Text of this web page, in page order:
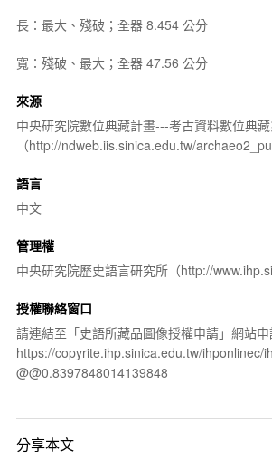
長：最大、殘破；全器 8.454 公分
寬：殘破、最大；全器 47.56 公分
來源
中央研究院數位典藏計畫---考古資料數位典
（http://ndweb.iis.sinica.edu.tw/
語言
中文
管理權
中央研究院歷史語言研究所（http://
授權聯絡窗口
請連結至「史語所藏品圖像授權申請」網站申
https://copyrite.ihp.sinica.edu.tw/ihponlinec/
@@0.8397848014139848
分享本文